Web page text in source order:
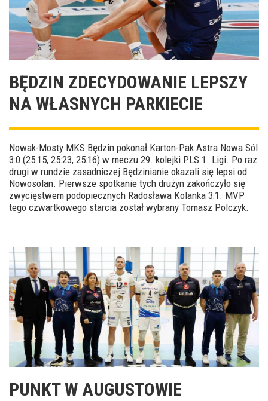
BĘDZIN ZDECYDOWANIE LEPSZY
NA WŁASNYCH PARKIECIE
Nowak-Mosty MKS Będzin pokonał Karton-Pak Astra Nowa Sól
3:0 (25:15, 25:23, 25:16) w meczu 29. kolejki PLS 1. Ligi. Po raz
drugi w rundzie zasadniczej Będzinianie okazali się lepsi od
Nowosolan. Pierwsze spotkanie tych drużyn zakończyło się
zwycięstwem podopiecznych Radosława Kolanka 3:1. MVP
tego czwartkowego starcia został wybrany Tomasz Polczyk.
PUNKT W AUGUSTOWIE